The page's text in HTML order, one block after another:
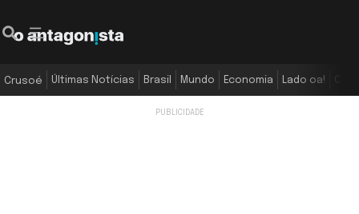
Crusoé Últimas Notícias Brasil Mundo Economia Lado oa!